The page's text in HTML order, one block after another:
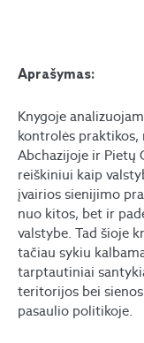
Aprašymas:
Knygoje
kontrolės praktikos,
Abchazijoje ir Pietų
reiškiniui kaip
įvairios sienijimo
nuo kitos, bet ir
valstybe. Tad šioje
tačiau sykiu
tarptautiniai
teritorijos bei
pasaulio politikoje.